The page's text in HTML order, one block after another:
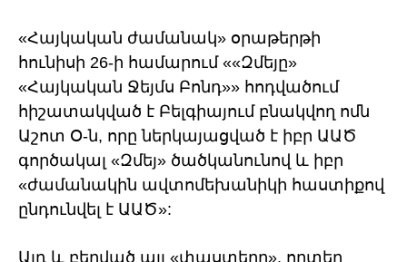
«Հայկական ժամանակ» օրաթերթի
հունիսի 26-ի համարում ««Զմեյը»
«Հայկական Ջեյմս Բոնդ»» հոդվածում
հիշատակված է Բելգիայում բնակվող ոմն
Աշոտ Օ-ն, որը ներկայացված է իբր ԱԱԾ
գործակալ «Զմեյ» ծածկանունով և իբր
«ժամանակին ավտոմեխանիկի հաստիքով
ընդունվել է ԱԱԾ»:
Այդ և բերված այլ «փաստերը», որտեղ